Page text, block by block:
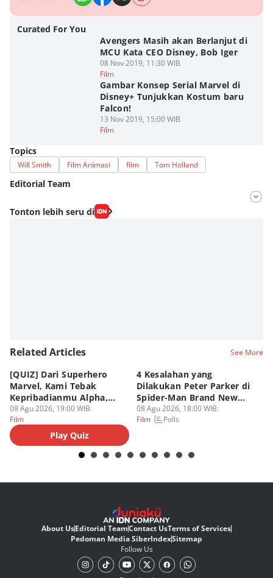
Curated For You
Avengers Masih akan Berlanjut di
MCU Kata CEO Disney, Bob Iger
08 Nov 2019, 11:30 WIB
Film
Gambar Konsep Serial Marvel di
Disney+ Tunjukkan Kostum baru
Falcon!
13 Nov 2019, 15:00 WIB
Film
Topics
Will Smith Film Animasi film Tom Holland
Editorial Team
Editor
Fahrul Razi Uni Nurullah
Tonton lebih seru di
Related Articles See More
[QUIZ] Dari Superhero
Marvel, Kami Tebak
Kepribadianmu Alpha,
Beta, atau Omega
08 Agu 2026, 19:00 WIB
Film
Play Quiz
4 Kesalahan yang
Dilakukan Peter Parker di
Spider-Man Brand New
Day
08 Agu 2026, 18:00 WIB
Film
Polls
About UsEditorial TeamContact UsTerms of Services
Pedoman Media SiberIndexSitemap
Follow Us